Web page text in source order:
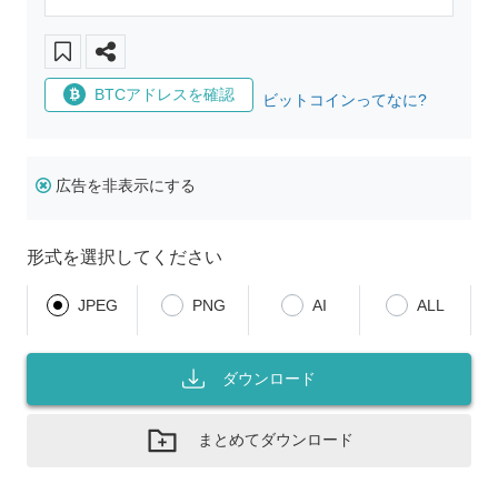
BTCアドレスを確認 ビットコインってなに?
広告を非表示にする
形式を選択してください
JPEG PNG AI ALL
ダウンロード
まとめてダウンロード